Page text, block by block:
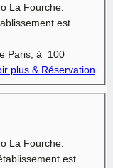
La Fourche.
est
Paris, à 100
plus & Réservation
La Fourche.
est